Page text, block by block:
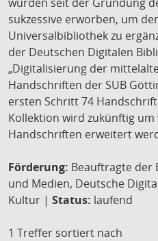
sukzessive erworben, um
Universalbibliothek zu
der Deutschen Digitalen
„Digitalisierung der
Handschriften der SUB
ersten Schritt 74
Kollektion wird zukünftig
Handschriften erweitert
Förderung: Beauftragte der
und Medien, Deutsche
Kultur | Status: laufend
1 Treffer sortiert nach